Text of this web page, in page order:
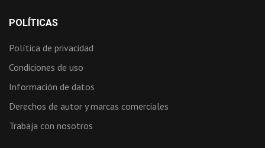
POLÍTICAS
Política de privacidad
Condiciones de uso
Información de datos
Derechos de autor y marcas comerciales
Trabaja con nosotros